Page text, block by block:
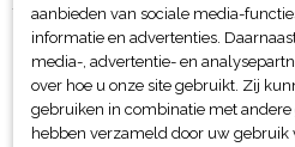
aanbieden van sociale media-
informatie en advertenties.
media-, advertentie- en
over hoe u onze site gebruikt. Zij
gebruiken in combinatie met
hebben verzameld door uw gebruik